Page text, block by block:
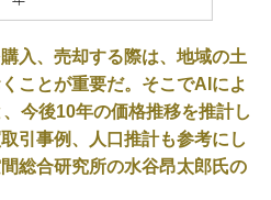
入、売却する際は、地域の土
ことが重要だ。そこでAIによ
今後10年の価格推移を推計し
引事例、人口推計も参考にし
総合研究所の水谷昂太郎氏の